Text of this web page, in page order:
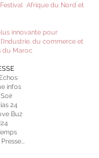
Afrique du Nord et
innovante pour
du commerce et
du Maroc
infos
24
Buz